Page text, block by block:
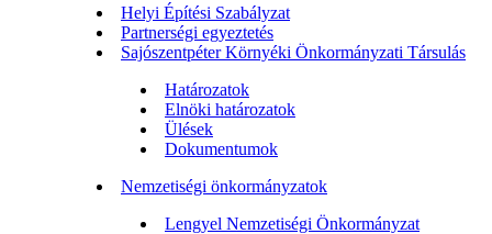
Helyi Építési Szabályzat
Partnerségi egyeztetés
Sajószentpéter Környéki Önkormányzati Társulás
Határozatok
Elnöki határozatok
Ülések
Dokumentumok
Nemzetiségi önkormányzatok
Lengyel Nemzetiségi Önkormányzat